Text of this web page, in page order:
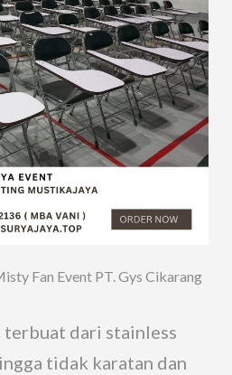
Fan Event PT. Gys Cikarang
terbuat dari stainless
tidak karatan dan